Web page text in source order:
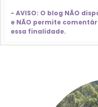
- AVISO: O blog NÃO
e NÃO permite
essa finalidade.